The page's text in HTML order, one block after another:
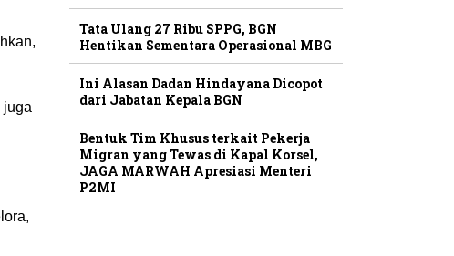
juga
Tata Ulang 27 Ribu SPPG, BGN
Hentikan Sementara Operasional MBG
Ini Alasan Dadan Hindayana Dicopot
dari Jabatan Kepala BGN
Bentuk Tim Khusus terkait Pekerja
Migran yang Tewas di Kapal Korsel,
JAGA MARWAH Apresiasi Menteri
P2MI